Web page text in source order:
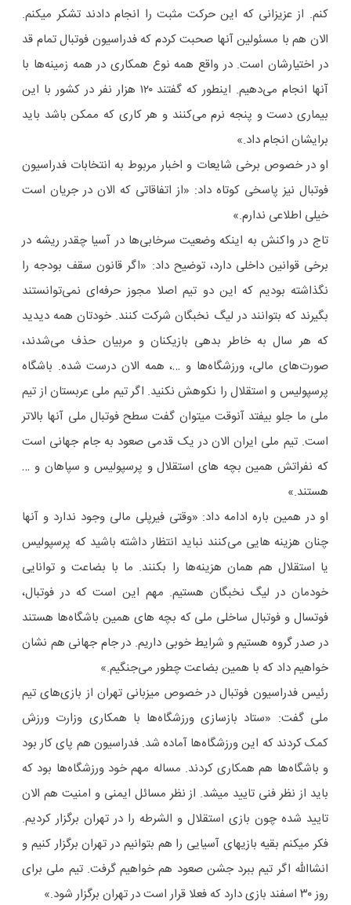
کنم. از عزیزانی که این حرکت مثبت را انجام دادند تشکر میکنم.
الان هم با مسئولین آنها صحبت کردم که فدراسیون فوتبال تمام قد
در اختیارشان است. در واقع همه نوع همکاری در همه زمینه‌ها با
آنها انجام می‌دهیم. اینطور که گفتند ۱۲۰ هزار نفر در کشور با این
بیماری دست و پنجه نرم می‌کنند و هر کاری که ممکن باشد باید
برایشان انجام داد.»
او در خصوص برخی شایعات و اخبار مربوط به انتخابات فدراسیون
فوتبال نیز پاسخی کوتاه داد: «از اتفاقاتی که الان در جریان است
خیلی اطلاعی ندارم.»
تاج در واکنش به اینکه وضعیت سرخابی‌ها در آسیا چقدر ریشه در
برخی قوانین داخلی دارد، توضیح داد: «اگر قانون سقف بودجه را
نگذاشته بودیم که این دو تیم اصلا مجوز حرفه‌ای نمی‌توانستند
بگیرند که بتوانند در لیگ نخبگان شرکت کنند. خودتان همه دیدید
که هر سال به خاطر بدهی بازیکنان و مربیان حذف می‌شدند،
صورت‌های مالی، ورزشگاه‌ها و …، همه الان درست شده. باشگاه
پرسپولیس و استقلال را نکوهش نکنید. اگر تیم ملی عربستان از تیم
ملی ما جلو بیفتد آنوقت میتوان گفت سطح فوتبال ملی آنها بالاتر
است. تیم ملی ایران الان در یک قدمی صعود به جام جهانی است
که نفراتش همین بچه های استقلال و پرسپولیس و سپاهان و …
هستند.»
او در همین باره ادامه داد: «وقتی فیرپلی مالی وجود ندارد و آنها
چنان هزینه هایی می‌کنند نباید انتظار داشته باشید که پرسپولیس
یا استقلال هم همان هزینه‌ها را بکنند. ما با بضاعت و توانایی
خودمان در لیگ نخبگان هستیم. مهم این است که در فوتبال،
فوتسال و فوتبال ساخلی ملی که بچه های همین باشگاه‌ها هستند
در صدر گروه هستیم و شرایط خوبی داریم. در جام جهانی هم نشان
خواهیم داد که با همین بضاعت چطور می‌جنگیم.»
رئیس فدراسیون فوتبال در خصوص میزبانی تهران از بازی‌های تیم
ملی گفت: «ستاد بازسازی ورزشگاه‌ها با همکاری وزارت ورزش
کمک کردند که این ورزشگاه‌ها آماده شد. فدراسیون هم پای کار بود
و باشگاه‌ها هم همکاری کردند. مساله مهم خود ورزشگاه‌ها بود که
باید از نظر فنی تایید میشد. از نظر مسائل ایمنی و امنیت هم الان
تایید شده چون بازی استقلال و الشرطه را در تهران برگزار کردیم.
فکر میکنم بقیه بازیهای آسیایی را هم بتوانیم در تهران برگزار کنیم و
انشاالله اگر تیم ببرد جشن صعود هم خواهیم گرفت. تیم ملی برای
روز ۳۰ اسفند بازی دارد که فعلا قرار است در تهران برگزار شود.»